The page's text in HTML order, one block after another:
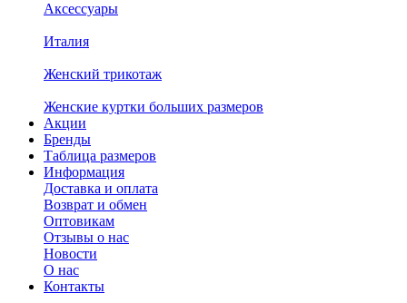
Аксессуары
Италия
Женский трикотаж
Женские куртки больших размеров
Акции
Бренды
Таблица размеров
Информация
Доставка и оплата
Возврат и обмен
Оптовикам
Отзывы о нас
Новости
О нас
Контакты